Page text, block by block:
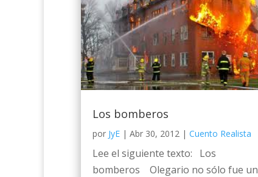
Los bomberos
por JyE | Abr 30, 2012 | Cuento Realista
Lee el siguiente texto: Los
bomberos Olegario no sólo fue un